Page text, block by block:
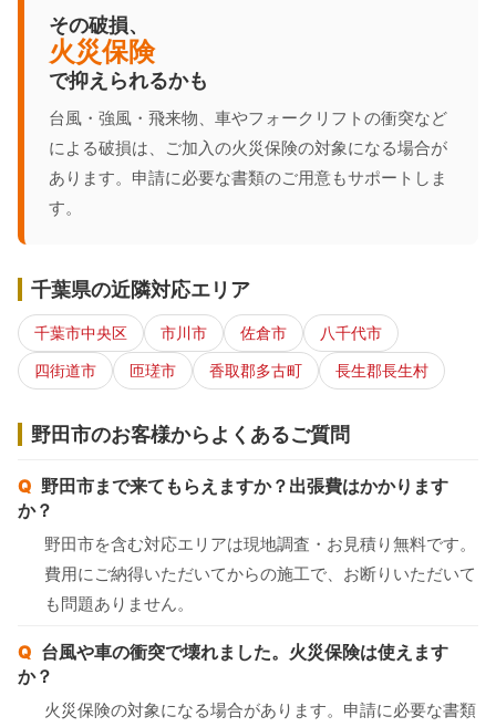
その破損、
火災保険
で抑えられるかも
台風・強風・飛来物、車やフォークリフトの衝突など
による破損は、ご加入の火災保険の対象になる場合が
あります。申請に必要な書類のご用意もサポートしま
す。
千葉県の近隣対応エリア
千葉市中央区 市川市 佐倉市
八千代市
四街道市
匝瑳市 香取郡多古町 長生郡長生村
野田市のお客様からよくあるご質問
野田市まで来てもらえますか？出張費はかかります
か？
野田市を含む対応エリアは現地調査・お見積り無料です。
費用にご納得いただいてからの施工で、お断りいただいて
も問題ありません。
台風や車の衝突で壊れました。火災保険は使えます
か？
火災保険の対象になる場合があります。申請に必要な書類